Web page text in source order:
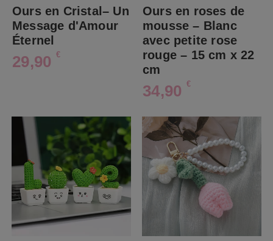
Ours en Cristal– Un
Message d'Amour
Éternel
29,90 €
Ours en roses de
mousse – Blanc
avec petite rose
rouge – 15 cm x 22
cm
34,90 €